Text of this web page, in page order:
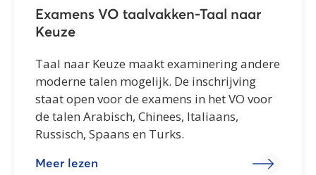
Examens VO taalvakken-Taal naar
Keuze
Taal naar Keuze maakt examinering andere
moderne talen mogelijk. De inschrijving
staat open voor de examens in het VO voor
de talen Arabisch, Chinees, Italiaans,
Russisch, Spaans en Turks.
Meer lezen